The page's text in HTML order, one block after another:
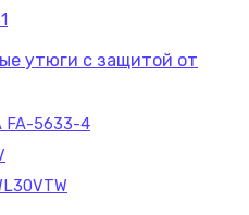
утюги с защитой от
FA-5633-4